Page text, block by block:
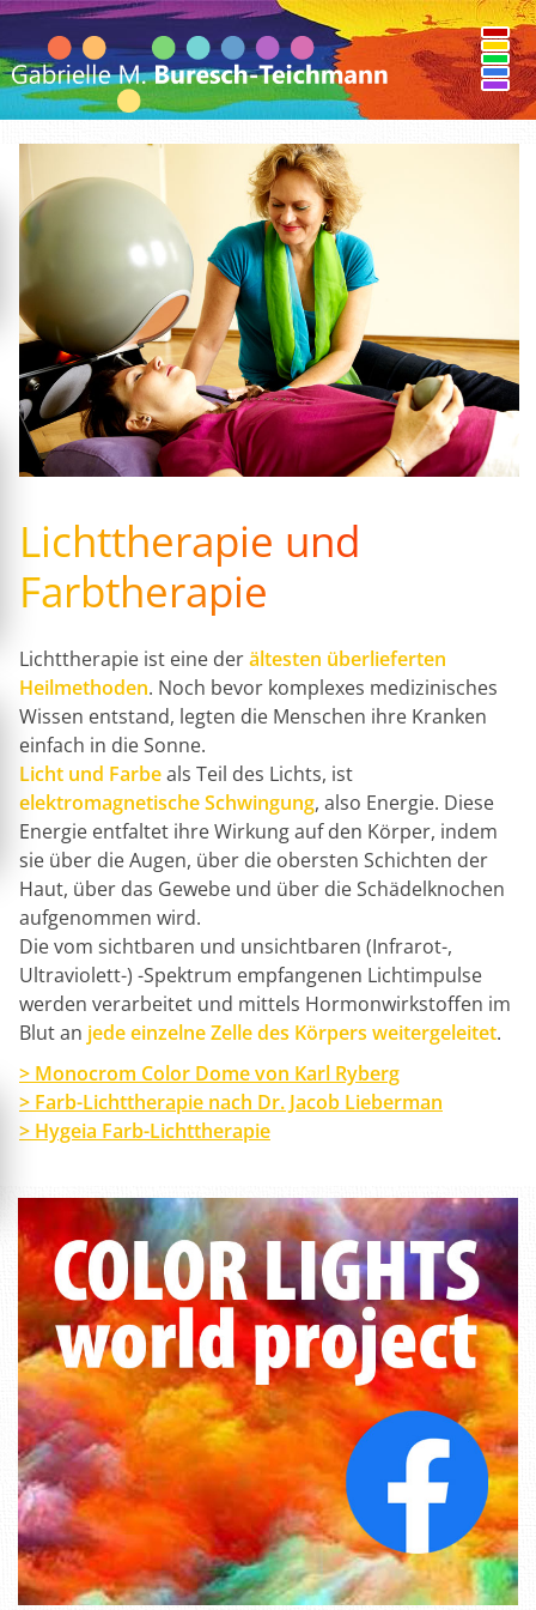
Lichttherapie und
Farbtherapie
Lichttherapie ist eine derältesten überlieferten
Heilmethoden. Noch bevor komplexes medizinisches
Wissen entstand, legten die Menschen ihre Kranken
einfach in die Sonne.
Licht und Farbeals Teil des Lichts, ist
elektromagnetische Schwingung, also Energie. Diese
Energie entfaltet ihre Wirkung auf den Körper, indem
sie über die Augen, über die obersten Schichten der
Haut, über das Gewebe und über die Schädelknochen
aufgenommen wird.
Die vom sichtbaren und unsichtbaren (Infrarot-,
Ultraviolett-) -Spektrum empfangenen Lichtimpulse
werden verarbeitet und mittels Hormonwirkstoffen im
Blut an jede einzelne Zelle des Körpers weitergeleitet.
> Monocrom Color Dome von Karl Ryberg
> Farb-Lichttherapie nach Dr. Jacob Lieberman
> Hygeia Farb-Lichttherapie